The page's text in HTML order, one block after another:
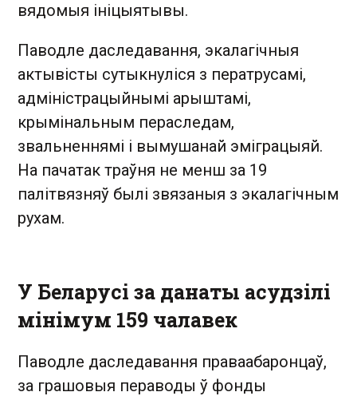
вядомыя ініцыятывы.
Паводле даследавання, экалагічныя
актывісты сутыкнуліся з ператрусамі,
адміністрацыйнымі арыштамі,
крымінальным пераследам,
звальненнямі і вымушанай эміграцыяй.
На пачатак траўня не менш за 19
палітвязняў былі звязаныя з экалагічным
рухам.
У Беларусі за данаты асудзілі
мінімум 159 чалавек
Паводле даследавання праваабаронцаў,
за грашовыя пераводы ў фонды